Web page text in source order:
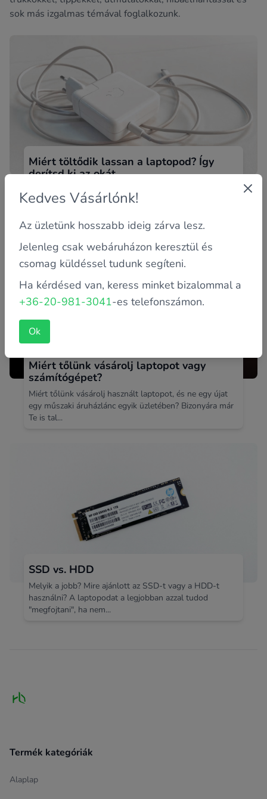
sok más izgalmas témával foglalkozunk.
Miért töltődik lassan a laptopod? Így
derítsd ki az okát
Ismerős helyzet, amikor bedugod a töltőt, de az
akkumulátor százaléka szinte alig akar feljebb menni?
Miért tőlünk vásárolj laptopot vagy
számítógépet?
Miért tőlünk vásárolj használt laptopot, és ne egy újat
egy műszaki áruházlánc egyik üzletében? Bizonyára már
Te is tal...
SSD vs. HDD
Melyik a jobb? Mire ajánlott az SSD-t vagy a HDD-t
használni? A laptopodat a legjobban azzal tudod
"megfojtani", ha nem...
Termék kategóriák
Alaplap
Kedves Vásárlónk!
Az üzletünk hosszabb ideig zárva lesz.
Jelenleg csak webáruházon keresztül és
csomag küldéssel tudunk segíteni.
Ha kérdésed van, keress minket bizalommal a
+36-20-981-3041-es telefonszámon.
Ok